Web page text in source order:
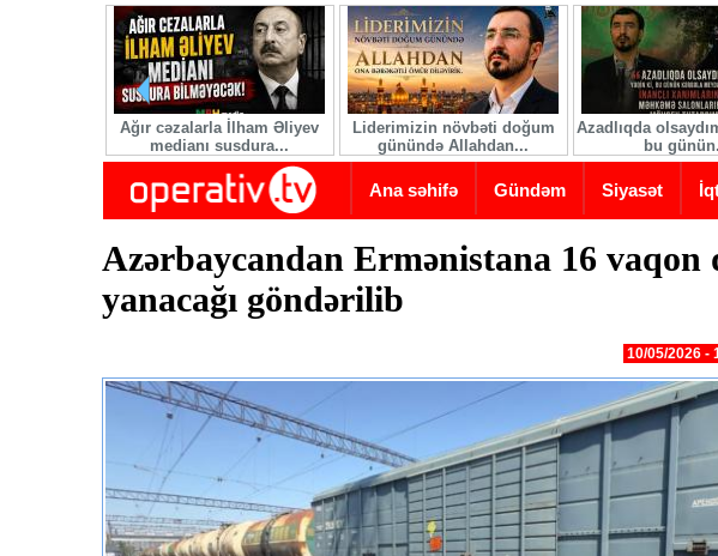
Skip to main content
Ağır cəzalarla İlham Əliyev
medianı susdura...
Liderimizin növbəti doğum
günündə Allahdan...
Azadlıqda
bu
Ana səhifə Gündəm Siyasət
Azərbaycandan Ermənistana 16 vaqon
yanacağı göndərilib
10/05/2026 -